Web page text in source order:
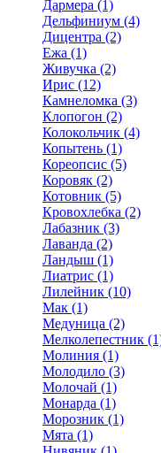
Дармера (1)
Дельфиниум (4)
Дицентра (2)
Ежа (1)
Живучка (2)
Ирис (12)
Камнеломка (3)
Клопогон (2)
Колокольчик (4)
Копытень (1)
Кореопсис (5)
Коровяк (2)
Котовник (5)
Кровохлебка (2)
Лабазник (3)
Лаванда (2)
Ландыш (1)
Лиатрис (1)
Лилейник (10)
Мак (1)
Медуница (2)
Мелколепестник
Молиния (1)
Молодило (3)
Молочай (1)
Монарда (1)
Морозник (1)
Мята (1)